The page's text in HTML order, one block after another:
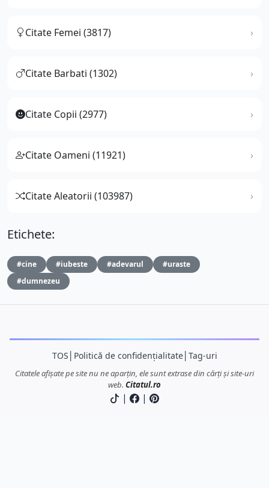
Citate Femei (3817)
Citate Barbati (1302)
Citate Copii (2977)
Citate Oameni (11921)
Citate Aleatorii (103987)
Etichete:
#cine #iubeste #adevarul
#uraste
#dumnezeu
TOS Politică de confidențialitate│ Tag-uri
Citatele afișate pe site nu ne aparțin, ele sunt extrase din cărți și site-uri
web. Citatul.ro
| |